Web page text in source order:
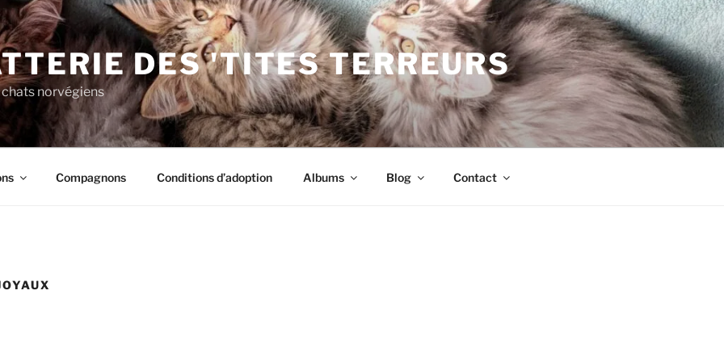
DES 'TITES TERREURS
norvégiens
Compagnons Conditions d’adoption Albums Blog Contact